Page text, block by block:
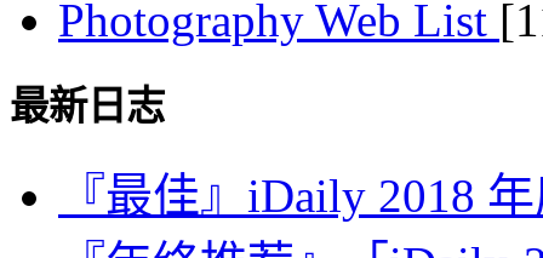
Photography Web List
最新日志
『最佳』iDaily 2018